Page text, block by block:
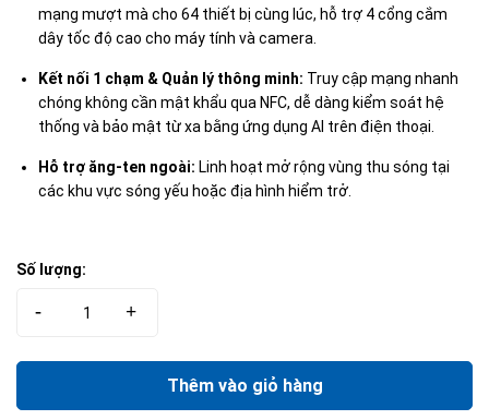
mạng mượt mà cho 64 thiết bị cùng lúc, hỗ trợ 4 cổng cắm
dây tốc độ cao cho máy tính và camera.
Kết nối 1 chạm & Quản lý thông minh: Truy cập mạng nhanh
chóng không cần mật khẩu qua NFC, dễ dàng kiểm soát hệ
thống và bảo mật từ xa bằng ứng dụng AI trên điện thoại.
Hỗ trợ ăng-ten ngoài: Linh hoạt mở rộng vùng thu sóng tại
các khu vực sóng yếu hoặc địa hình hiểm trở.
Số lượng:
- +
Thêm vào giỏ hàng